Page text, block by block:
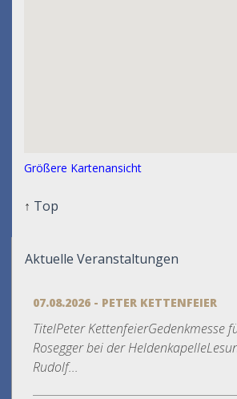
Größere Kartenansicht
↑ Top
Aktuelle Veranstaltungen
07.08.2026 - PETER KETTENFEIER
TitelPeter KettenfeierGedenkmesse
Rosegger bei der
Rudolf...